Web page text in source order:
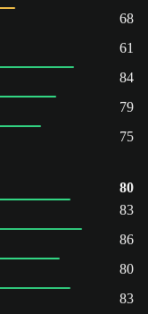
68
61
84
79
75
80
83
86
80
83